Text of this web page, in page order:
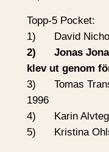
Topp-5 Pocket:
1) David
2) Jonas
klev ut genom
3) Tomas
1996
4) Karin
5) Kristina